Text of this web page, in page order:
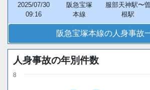
2025/07/30
09:16
阪急宝塚
本線
服部天神駅〜
根駅
阪急宝塚本線の人身事故
人身事故の年別件数
8